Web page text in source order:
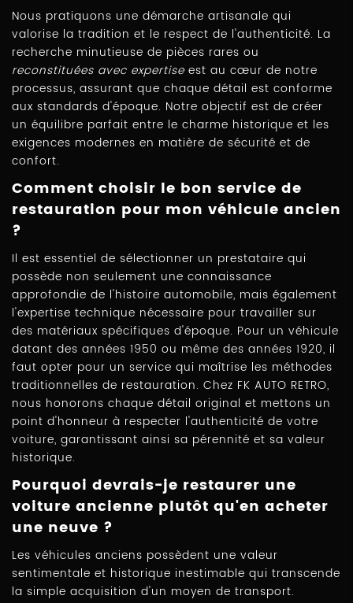
Nous pratiquons une démarche artisanale qui
valorise la tradition et le respect de l'authenticité. La
recherche minutieuse de pièces rares ou
reconstituées avec expertise est au cœur de notre
processus, assurant que chaque détail est conforme
aux standards d'époque. Notre objectif est de créer
un équilibre parfait entre le charme historique et les
exigences modernes en matière de sécurité et de
confort.
Comment choisir le bon service de
restauration pour mon véhicule ancien
?
Il est essentiel de sélectionner un prestataire qui
possède non seulement une connaissance
approfondie de l'histoire automobile, mais également
l'expertise technique nécessaire pour travailler sur
des matériaux spécifiques d'époque. Pour un véhicule
datant des années 1950 ou même des années 1920, il
faut opter pour un service qui maîtrise les méthodes
traditionnelles de restauration. Chez FK AUTO RETRO,
nous honorons chaque détail original et mettons un
point d'honneur à respecter l'authenticité de votre
voiture, garantissant ainsi sa pérennité et sa valeur
historique.
Pourquoi devrais-je restaurer une
voiture ancienne plutôt qu'en acheter
une neuve ?
Les véhicules anciens possèdent une valeur
sentimentale et historique inestimable qui transcende
la simple acquisition d'un moyen de transport.